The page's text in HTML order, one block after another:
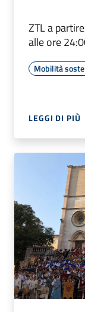
ZTL a
alle ore
Mobilità
LEGGI DI PIÙ